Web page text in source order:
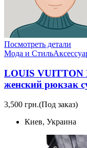
Посмотреть детали
Мода и Стиль
LOUIS VUITTON
женский рюкзак
3,500 грн.(Под заказ)
Киев, Украина